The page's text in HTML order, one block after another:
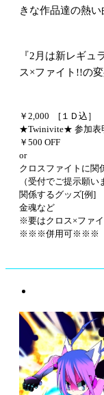
きな作品達の熱
『2月は新レギュ
ス×ファイト!!の変
￥2,000 [１Ｄ込］
★Twinivite★ 参加表
￥500 OFF
or
クロスファイトに関
（受付でご提示願い
関係するグッズ[例]
金魂など
※要はクロス×ファ
※※※併用可※※※